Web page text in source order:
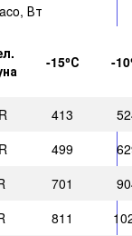
Вт
-15⁰С -
413
499
701
811